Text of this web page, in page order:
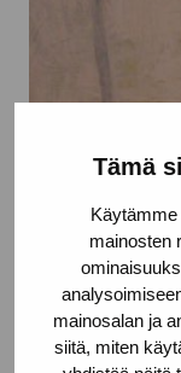
Tämä
mainosten
mainosalan ja
siitä, miten